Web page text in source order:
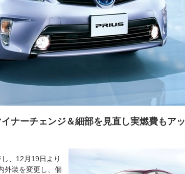
ナーチェンジ＆細部を見直し実燃費もアッ
、12月19日より
外装を変更し、個